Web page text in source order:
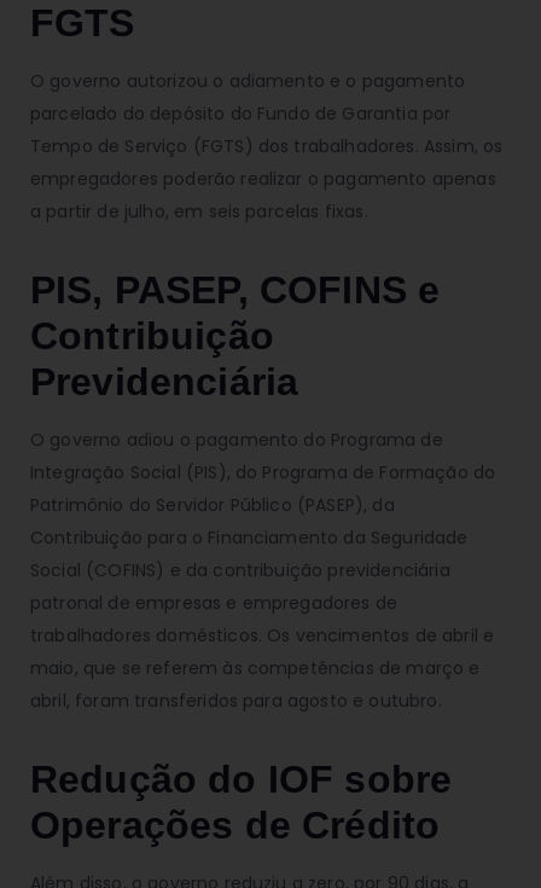
FGTS
O governo autorizou o adiamento e o pagamento
parcelado do depósito do Fundo de Garantia por
Tempo de Serviço (FGTS) dos trabalhadores. Assim, os
empregadores poderão realizar o pagamento apenas
a partir de julho, em seis parcelas fixas.
PIS, PASEP, COFINS e
Contribuição
Previdenciária
O governo adiou o pagamento do Programa de
Integração Social (PIS), do Programa de Formação do
Patrimônio do Servidor Público (PASEP), da
Contribuição para o Financiamento da Seguridade
Social (COFINS) e da contribuição previdenciária
patronal de empresas e empregadores de
trabalhadores domésticos. Os vencimentos de abril e
maio, que se referem às competências de março e
abril, foram transferidos para agosto e outubro.
Redução do IOF sobre
Operações de Crédito